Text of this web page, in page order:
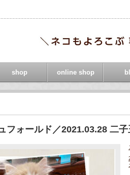
shop online shop
フォールド／2021.03.28 二